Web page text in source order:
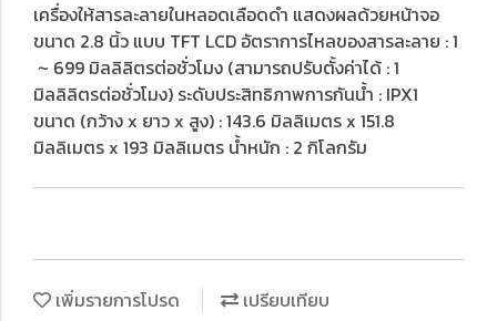
เครื่องให้สารละลายในหลอดเลือดดำ แสดงผลด้วยหน้าจอ
ขนาด 2.8 นิ้ว แบบ TFT LCD อัตราการไหลของสารละลาย : 1
~ 699 มิลลิลิตรต่อชั่วโมง (สามารถปรับตั้งค่าได้ : 1
มิลลิลิตรต่อชั่วโมง) ระดับประสิทธิภาพการกันน้ำ : IPX1
ขนาด (กว้าง x ยาว x สูง) : 143.6 มิลลิเมตร x 151.8
มิลลิเมตร x 193 มิลลิเมตร น้ำหนัก : 2 กิโลกรัม
เพิ่มรายการโปรด
เปรียบเทียบ